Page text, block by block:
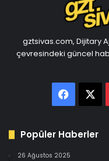
gztsivas.com, Dijitary
çevresindeki güncel
Popüler Haberler
26 Ağustos 2025